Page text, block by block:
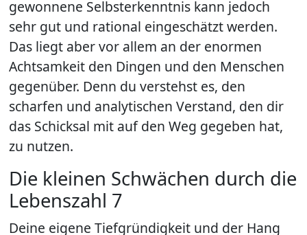
gewonnene Selbsterkenntnis kann jedoch
sehr gut und rational eingeschätzt werden.
Das liegt aber vor allem an der enormen
Achtsamkeit den Dingen und den Menschen
gegenüber. Denn du verstehst es, den
scharfen und analytischen Verstand, den dir
das Schicksal mit auf den Weg gegeben hat,
zu nutzen.
Die kleinen Schwächen durch die
Lebenszahl 7
Deine eigene Tiefgründigkeit und der Hang